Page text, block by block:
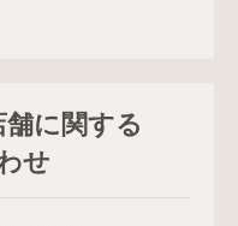
に関する
せ